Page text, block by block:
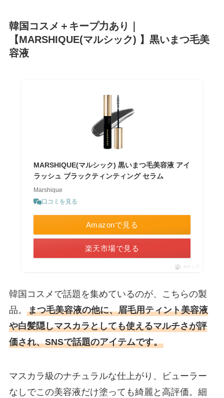
韓国コスメ＋キープ力あり｜
【MARSHIQUE(マルシック) 】黒いまつ毛美
容液
MARSHIQUE(マルシック) 黒いまつ毛美容液 アイ
ラッシュ ブラックティンティング セラム
Marshique
口コミを見る
Amazonで見る
楽天市場で見る
ポチップ
韓国コスメで話題を集めているのが、こちらの製
品。 まつ毛美容液の他に、眉毛用ティント美容液
や白髪隠しマスカラとしても使えるマルチさが評
価され、SNSで話題のアイテムです。
マスカラ級のナチュラルな仕上がり、ビューラー
なしでこの美容液だけ塗っても綺麗と高評価。細